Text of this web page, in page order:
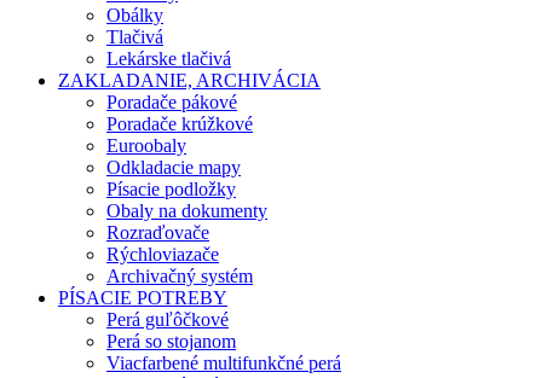
Obálky
Tlačivá
Lekárske tlačivá
ZAKLADANIE, ARCHIVÁCIA
Poradače pákové
Poradače krúžkové
Euroobaly
Odkladacie mapy
Písacie podložky
Obaly na dokumenty
Rozraďovače
Rýchloviazače
Archivačný systém
PÍSACIE POTREBY
Perá guľôčkové
Perá so stojanom
Viacfarbené multifunkčné perá